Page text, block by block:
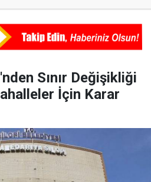
Sınır Değişikliği
İçin Karar